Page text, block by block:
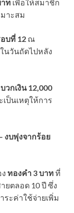
าท เพื่อให้สมาชิก
าะสม
บที่ 12 ณ
นวันถัดไปหลัง
วกเงิน 12,000
ป็นเหตุให้การ
งบพุ่งจากร้อย
ทองคำ 3 บาทที่
ตลอด 10 ปี ซึ่ง
ระค่าใช้จ่ายเพิ่ม